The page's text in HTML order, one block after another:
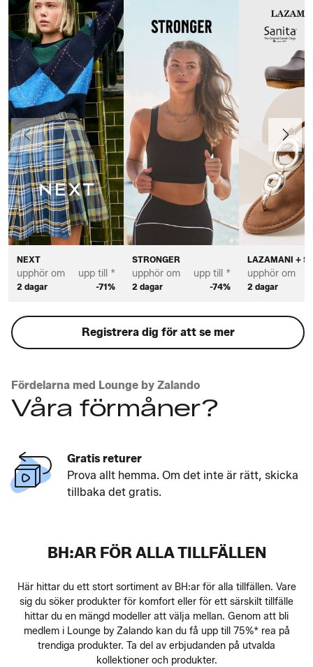
NEXT
upphör om
2 dagar
upp till *
-71%
STRONGER
upphör om
2 dagar
upp till *
-74%
LAZAMANI +
upphör om
2 dagar
Föregående Nästa
Registrera dig för att se mer
Fördelarna med Lounge by Zalando
Våra förmåner?
Gratis returer
Prova allt hemma. Om det inte är rätt, skicka
tillbaka det gratis.
BH:AR FÖR ALLA TILLFÄLLEN
Här hittar du ett stort sortiment av BH:ar för alla tillfällen. Vare
sig du söker produkter för komfort eller för ett särskilt tillfälle
hittar du en mängd modeller att välja mellan. Genom att bli
medlem i Lounge by Zalando kan du få upp till 75%* rea på
trendiga produkter. Ta del av erbjudanden på utvalda
kollektioner och produkter.